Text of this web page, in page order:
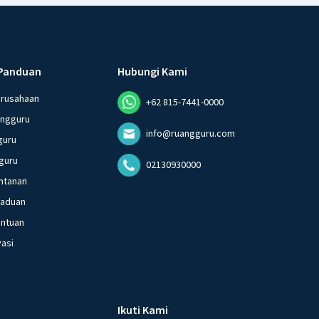
Hubungi Kami
+62 815-7441-0000
info@ruangguru.com
02130930000
Ikuti Kami